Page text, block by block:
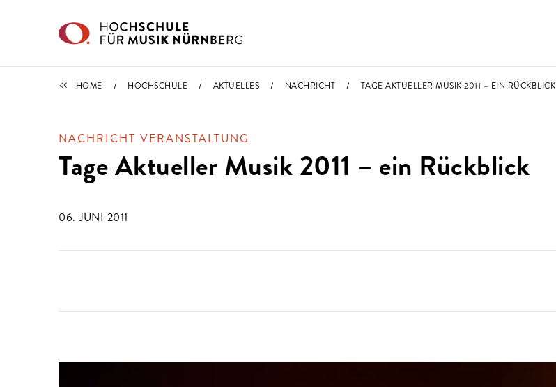
IMPORTIERT
HOME HOCHSCHULE AKTUELLES NACHRICHT TAGE AKTUELLER MUSIK 2011 – EIN RÜCKBLICK
NACHRICHT VERANSTALTUNG
Tage Aktueller Musik 2011 – ein Rückblick
06. JUNI 2011